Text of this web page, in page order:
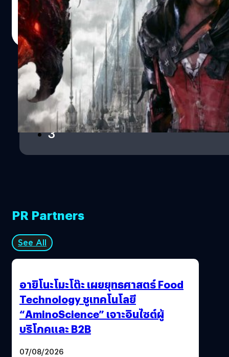
วงศกร ปฐมชัยวัฒน์ | 1656 days ago
Read More
1
2
3
PR Partners
See All
อายิโนะโมะโต๊ะ เผยยุทธศาสตร์ Food
Technology ชูเทคโนโลยี
“AminoScience” เจาะอินไซต์ผู้
บริโภคและ B2B
07/08/2026